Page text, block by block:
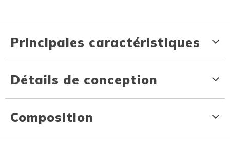
Principales caractéristiques
Détails de conception
Composition